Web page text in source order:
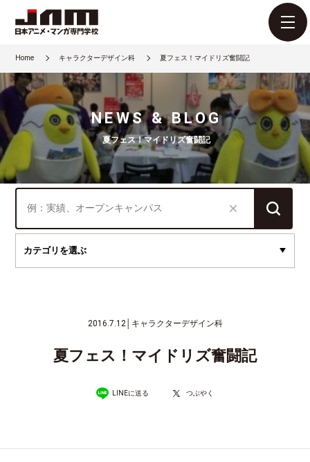
Home キャラクターデザイン科 夏フェス！マイドリズ奮闘記
NEWS & BLOG
夏フェス！マイドリズ奮闘記
2016.7.12 キャラクターデザイン科
夏フェス！マイドリズ奮闘記
LINEに送る つぶやく